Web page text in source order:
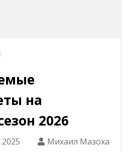
на
2026
Михаил Мазоха